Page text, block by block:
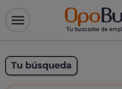
Tu búsqueda